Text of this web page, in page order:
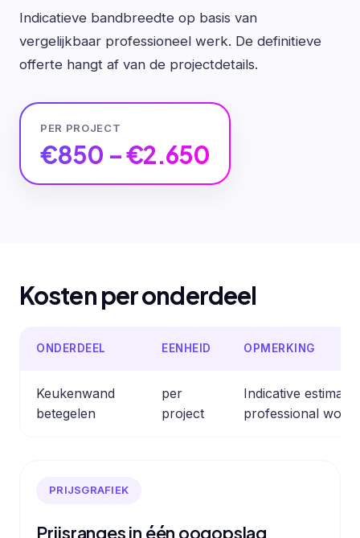
Indicatieve bandbreedte op basis van
vergelijkbaar professioneel werk. De definitieve
offerte hangt af van de projectdetails.
PER PROJECT
€850 – €2.650
Kosten per onderdeel
ONDERDEEL EENHEID OPMERKING
Keukenwand
betegelen
per
project
Indicative
professional work.
PRIJSGRAFIEK
Prijsranges in één oogopslag